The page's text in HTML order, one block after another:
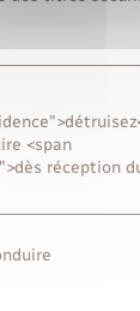
<span
réception